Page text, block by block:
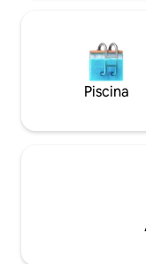
Piscina